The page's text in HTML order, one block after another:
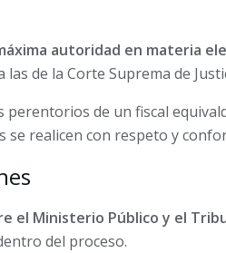
autoridad en materia
de la Corte Suprema de
de un fiscal
realicen con respeto y
el Ministerio Público y el
del proceso.